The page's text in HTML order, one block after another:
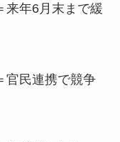
来年6月末まで緩
官民連携で競争